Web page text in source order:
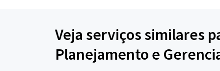
Veja serviços similares
Planejamento e